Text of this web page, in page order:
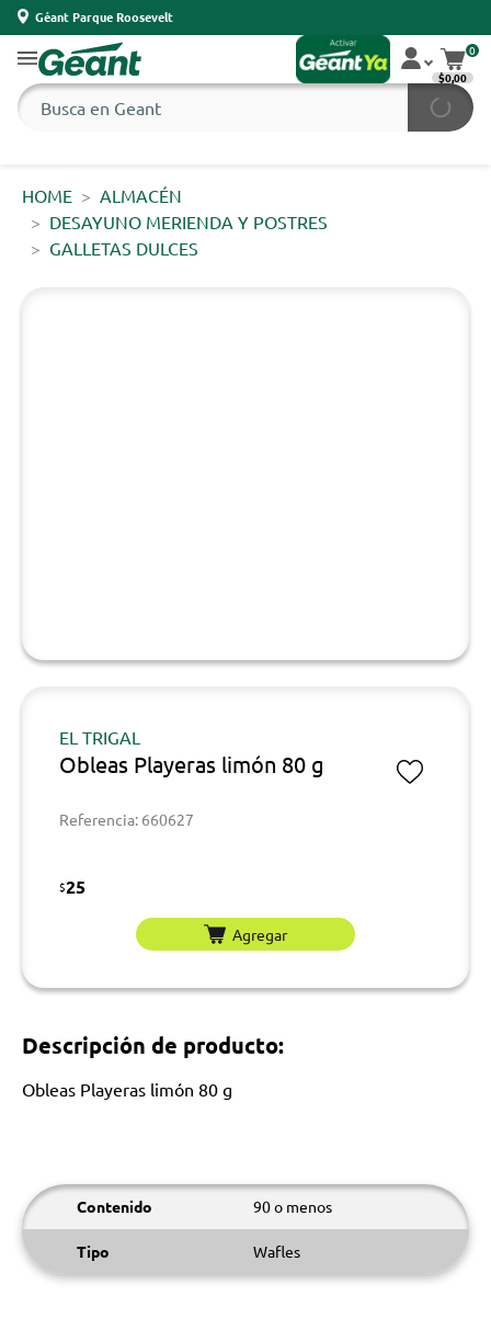
Géant Parque Roosevelt
0
$0,00
HOME
ALMACÉN
DESAYUNO MERIENDA Y POSTRES
GALLETAS DULCES
EL TRIGAL
Obleas Playeras limón 80 g
Referencia: 660627
$25
Agregar
Descripción de producto:
Obleas Playeras limón 80 g
Contenido 90 o menos
Tipo Wafles